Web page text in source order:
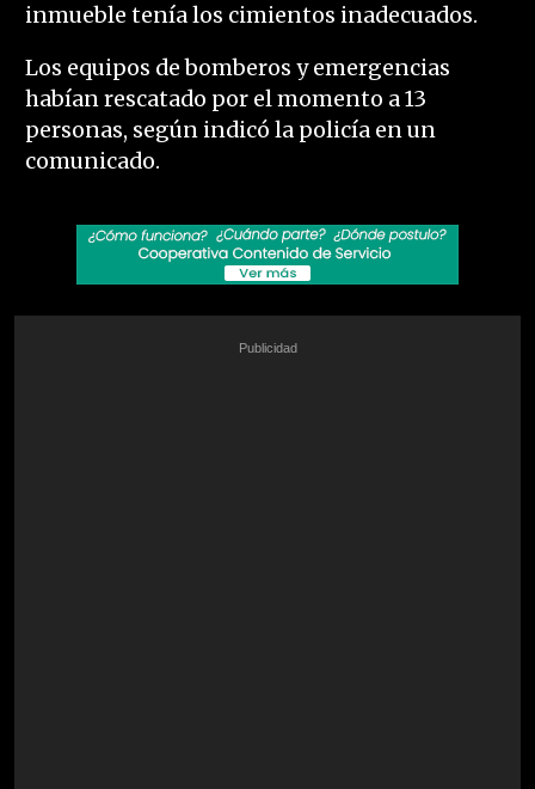
inmueble tenía los cimientos inadecuados.
Los equipos de bomberos y emergencias
habían rescatado por el momento a 13
personas, según indicó la policía en un
comunicado.